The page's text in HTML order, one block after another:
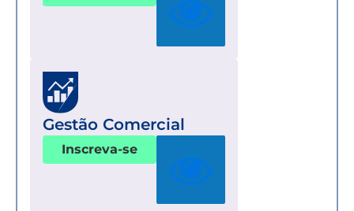
Gestão Comercial
Inscreva-se